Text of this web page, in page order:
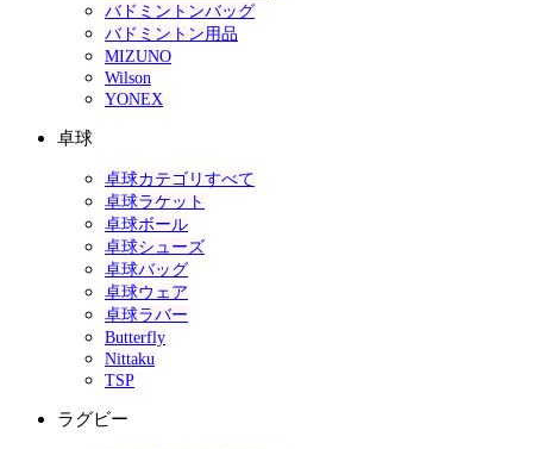
バドミントンバッグ
バドミントン用品
MIZUNO
Wilson
YONEX
卓球
卓球カテゴリすべて
卓球ラケット
卓球ボール
卓球シューズ
卓球バッグ
卓球ウェア
卓球ラバー
Butterfly
Nittaku
TSP
ラグビー